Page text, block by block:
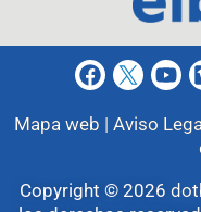
Mapa web | Aviso
Copyright © 2026